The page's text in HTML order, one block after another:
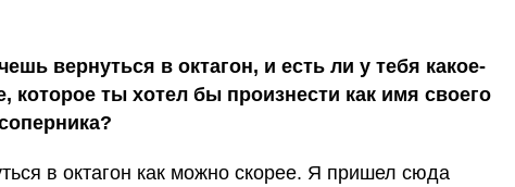
вернуться в октагон, и есть ли у тебя какое-
которое ты хотел бы произнести как имя своего
в октагон как можно скорее. Я пришел сюда